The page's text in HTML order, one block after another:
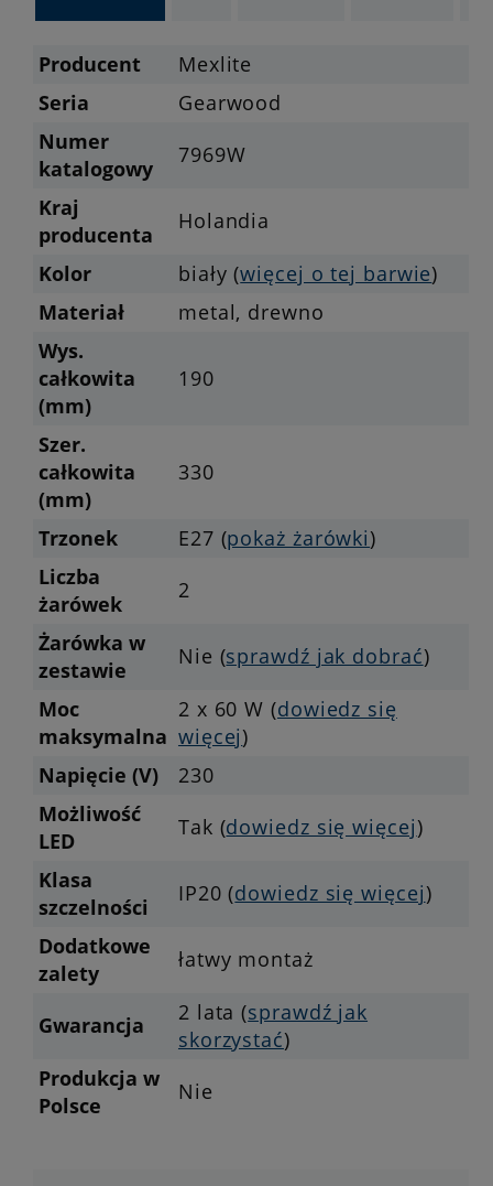
Producent
Mexlite
Seria
Gearwood
Numer
katalogowy
7969W
Kraj
producenta
Holandia
Kolor
biały (więcej o tej barwie)
Materiał
metal, drewno
Wys.
całkowita
(mm)
190
Szer.
całkowita
(mm)
330
Trzonek E27 (pokaż żarówki)
Liczba
żarówek
2
Żarówka w
zestawie
Nie (sprawdź jak dobrać)
Moc
maksymalna
2 x 60 W (dowiedz się
więcej)
Napięcie (V)
230
Możliwość
LED
Tak (dowiedz się więcej)
Klasa
szczelności
IP20 (dowiedz się więcej)
Dodatkowe
zalety
łatwy montaż
Gwarancja 2 lata (sprawdź jak
skorzystać)
Produkcja w
Polsce
Nie